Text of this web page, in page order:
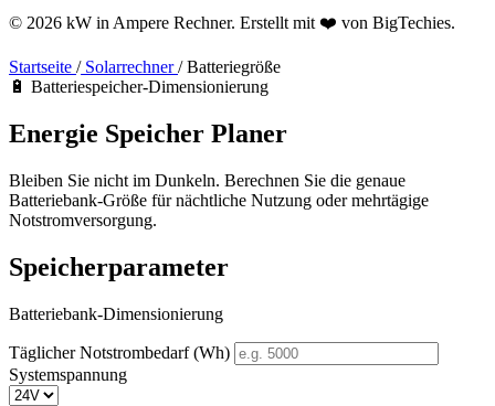
© 2026 kW in Ampere Rechner. Erstellt mit ❤️ von BigTechies.
Startseite /Solarrechner/Batteriegröße
🔋 Batteriespeicher-Dimensionierung
Energie Speicher Planer
Bleiben Sie nicht im Dunkeln. Berechnen Sie die genaue
Batteriebank-Größe für nächtliche Nutzung oder mehrtägige
Notstromversorgung.
Speicherparameter
Batteriebank-Dimensionierung
Täglicher Notstrombedarf (Wh)
Systemspannung